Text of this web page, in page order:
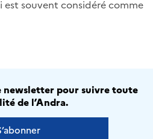
est souvent considéré comme
newsletter pour suivre toute
de l’Andra.